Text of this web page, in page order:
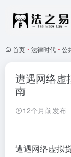
首页 • 法律时代 • 公
遭遇网络虚
南
12个月前发布
遭遇网络虚拟